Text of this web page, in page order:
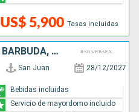
US$ 5,900 Tasas incluidas
PUERTO RICO, ANTIGUA Y BARBUDA, SAN MARTÍN, DOMINICA
San Juan 28/12/2027
Bebidas incluidas
Servicio de mayordomo incluido